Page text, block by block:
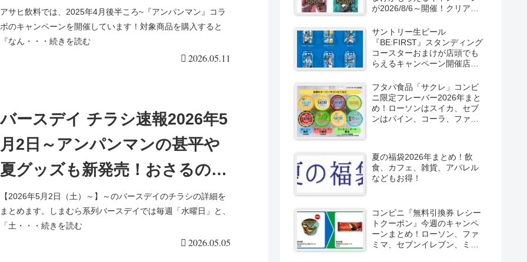
こ？いつから？2026年春夏！全
6種類！
アサヒ飲料では、2025年4月後半ころ~『アンパンマン』コラ
ボのキャンペーンを開催しています！対象商品を購入すると
『なん・・・続きを読む
2026.05.11
バースデイ チラシ速報2026年5
月2日～アンパンマンの甚平や
夏グッズも新発売！おさるのジ
ョージ、トムとジェリー、ブル
ーイ、スイマー×サンリオなど
のキャラクターTシャツも！GW
【2026年5月2日（土）～】～のバースデイのチラシの詳細を
まとめます。しまむら系列バースデイでは毎週「水曜日」と、
「土・・・続きを読む
2026.05.05
が2026/8/6～開催！クリアカ
売！
サントリー生ビール
『BE:FIRST』スタンディング
コースターおまけが店頭でも
らえるキャンペーン開催店は
定で6種類！見分け方！セブ
ン、ファミマ、ローソン、デ
イリーヤマザキ、ミニストッ
プなどで！クーラーバッグ
フタバ食品「サクレ」コンビ
ニ限定フレーバー2026年まと
め！ローソンはスイカ、セブ
ンはパイン、コーラ、ファミ
夏の福袋2026年まとめ！飲
食、カフェ、雑貨、アパレル
などもお得！
コンビニ『無料引換券 レシー
トクーポン』今週のキャンペ
ーンまとめ！ローソン、ファ
ミマ、セブンイレブン、ミニ